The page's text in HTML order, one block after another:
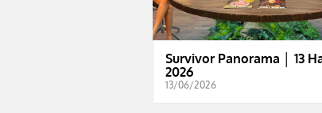
Survivor Panorama │ 13
2026
13/06/2026